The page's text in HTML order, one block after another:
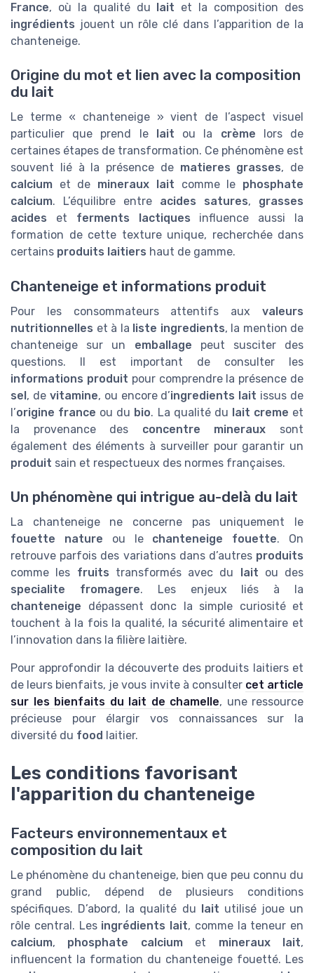
France, où la qualité du lait et la composition des
ingrédients jouent un rôle clé dans l’apparition de la
chanteneige.
Origine du mot et lien avec la composition
du lait
Le terme « chanteneige » vient de l’aspect visuel
particulier que prend le
lait ou la crème lors de
certaines étapes de transformation. Ce phénomène est
souvent lié à la présence de matieres grasses, de
calcium et de mineraux lait comme le phosphate
calcium. L’équilibre entre acides satures, grasses
acides et ferments lactiques influence aussi la
formation de cette texture unique, recherchée dans
certains produits laitiers haut de gamme.
Chanteneige et informations produit
Pour les consommateurs attentifs aux valeurs
nutritionnelles et à la liste ingredients, la mention de
chanteneige sur un emballage peut susciter des
questions. Il est important de consulter les
informations produit pour comprendre la présence de
sel, de vitamine, ou encore d’ingredients lait issus de
l’origine france ou du bio. La qualité du lait creme et
la provenance des concentre mineraux sont
également des éléments à surveiller pour garantir un
produit sain et respectueux des normes françaises.
Un phénomène qui intrigue au-delà du lait
La chanteneige ne concerne pas uniquement le
fouette nature ou le chanteneige fouette. On
retrouve parfois des variations dans d’autres produits
comme les fruits transformés avec du lait ou des
specialite fromagere. Les enjeux liés à la
chanteneige dépassent donc la simple curiosité et
touchent à la fois la qualité, la sécurité alimentaire et
l’innovation dans la filière laitière.
Pour approfondir la découverte des produits laitiers et
de leurs bienfaits, je vous invite à consulter cet article
sur les bienfaits du lait de chamelle, une ressource
précieuse pour élargir vos connaissances sur la
diversité du food laitier.
Les conditions favorisant
l'apparition du chanteneige
Facteurs environnementaux et
composition du lait
Le phénomène du chanteneige, bien que peu connu du
grand public, dépend de plusieurs conditions
spécifiques. D’abord, la qualité du
lait utilisé joue un
rôle central. Les ingrédients lait, comme la teneur en
calcium, phosphate calciumet mineraux lait,
influencent la formation du chanteneige fouetté. Les